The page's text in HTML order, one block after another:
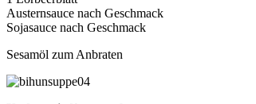
Austernsauce nach Geschmack
Sojasauce nach Geschmack
Sesamöl zum Anbraten